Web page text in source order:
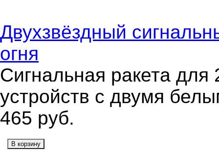
Двухзвёздный
огня
Сигнальная ракета
устройств с двумя
465 руб.
В корзину